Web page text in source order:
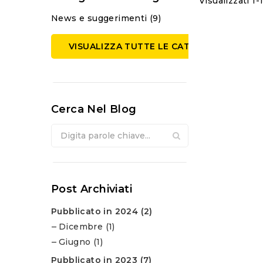
News e suggerimenti (9)
VISUALIZZA TUTTE LE CATEGORIE
Cerca Nel Blog
Post Archiviati
Pubblicato in 2024 (2)
Dicembre (1)
Giugno (1)
Pubblicato in 2023 (7)